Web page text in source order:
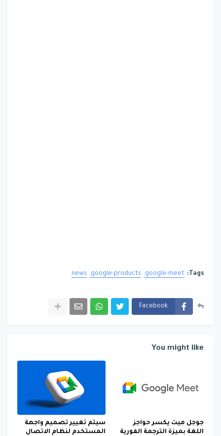
Tags:
google-meet
google-products
news
Facebook
You might like
جوجل ميت يكسر حواجز
اللغة بميزة الترجمة الفورية
سيتم تغيير تصميم واجهة
المستخدم لنظام الاتصال